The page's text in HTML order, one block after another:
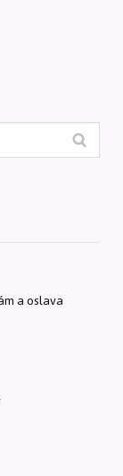
a oslava